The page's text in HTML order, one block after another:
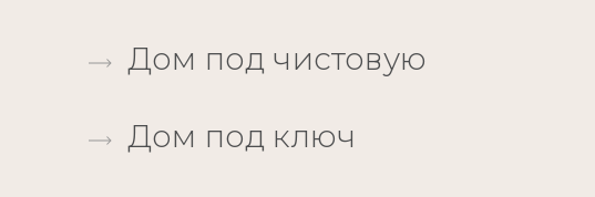
Дом под чистовую
Дом под ключ